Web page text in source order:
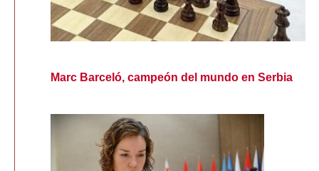
Marc Barceló, campeón del mundo en Serbia